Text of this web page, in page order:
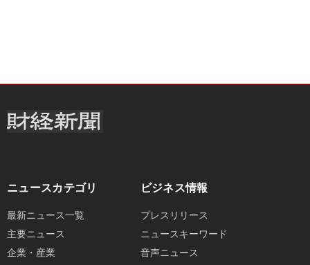
ニュースカテゴリ
最新ニュース一覧
主要ニュース
企業・産業
ビジネス情報
プレスリリース
ニュースキーワード
音声ニュース